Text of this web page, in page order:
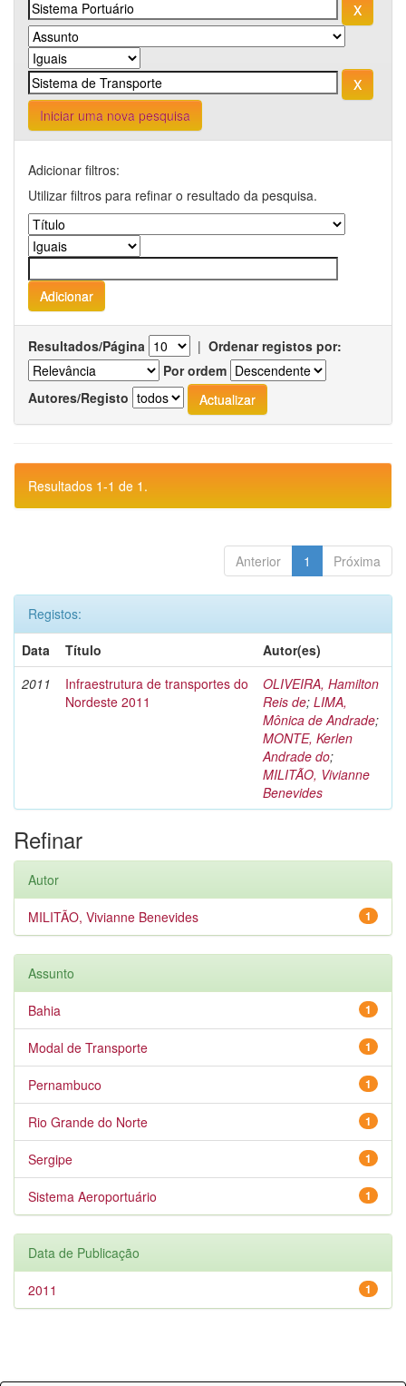
Iniciar uma nova pesquisa
Adicionar filtros:
Utilizar filtros para refinar o resultado da pesquisa.
Resultados/Página | Ordenar registos por:
Por ordem
Autores/Registo
Resultados 1-1 de 1.
Anterior 1 Próxima
Registos:
Data
Título
Autor(es)
2011
Infraestrutura de transportes do
Nordeste 2011
OLIVEIRA, Hamilton
Reis de; LIMA,
Mônica de Andrade;
MONTE, Kerlen
Andrade do;
MILITÃO, Vivianne
Benevides
Refinar
Autor
1
MILITÃO, Vivianne Benevides
Assunto
1
Bahia
1
Modal de Transporte
1
Pernambuco
1
Rio Grande do Norte
1
Sergipe
1
Sistema Aeroportuário
Data de Publicação
1
2011